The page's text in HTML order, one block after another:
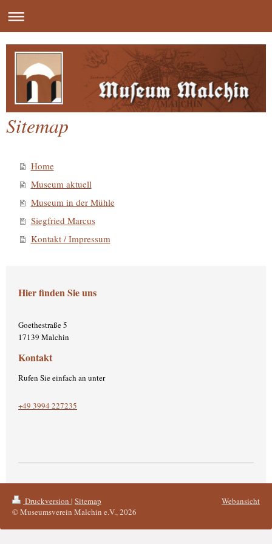
Sitemap
Home
Museum aktuell
Museum in der Mühle
Siegfried Marcus
Kontakt / Impressum
Hier finden Sie uns
Goethestraße5
17139 Malchin
Kontakt
Rufen Sie einfach an unter
+49 3994 227235
Druckversion | Sitemap
© Museumsverein Malchin e.V., 2026
Webansicht